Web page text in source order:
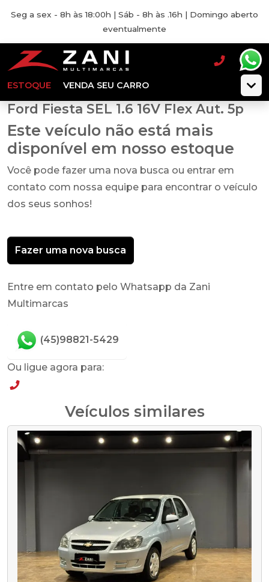
Seg a sex - 8h às 18:00h | Sáb - 8h às .16h | Domingo aberto
eventualmente
ESTOQUE VENDA SEU CARRO
Ford Fiesta SEL 1.6 16V Flex Aut. 5p
Este veículo não está mais
disponível em nosso estoque
Você pode fazer uma nova busca ou entrar em
contato com nossa equipe para encontrar o veículo
dos seus sonhos!
Fazer uma nova busca
Entre em contato pelo Whatsapp da Zani
Multimarcas
(45)98821-5429
Ou ligue agora para:
Veículos similares